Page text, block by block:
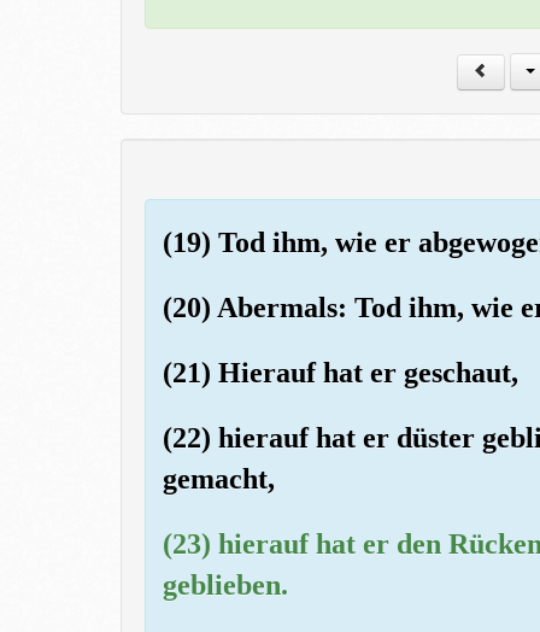
(19) Tod ihm, wie er
(20) Abermals: Tod ihm, wie
(21) Hierauf hat er geschaut,
(22) hierauf hat er düster
gemacht,
(23) hierauf hat er den
geblieben.